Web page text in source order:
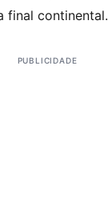
final continental.
PUBLICIDADE